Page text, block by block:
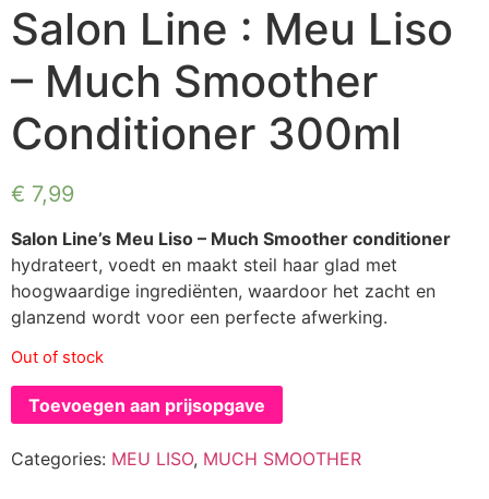
Salon Line : Meu Liso
– Much Smoother
Conditioner 300ml
€ 7,99
Salon Line’s Meu Liso – Much Smoother conditioner
hydrateert, voedt en maakt steil haar glad met
hoogwaardige ingrediënten, waardoor het zacht en
glanzend wordt voor een perfecte afwerking.
Out of stock
Toevoegen aan prijsopgave
Categories: MEU LISO, MUCH SMOOTHER